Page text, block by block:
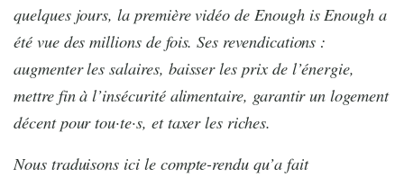
quelques jours, la première vidéo de Enough is Enough a
été vue des millions de fois. Ses revendications :
augmenter les salaires, baisser les prix de l’énergie,
mettre fin à l’insécurité alimentaire, garantir un logement
décent pour tou·te·s, et taxer les riches.
Nous traduisons ici le compte-rendu qu’a fait